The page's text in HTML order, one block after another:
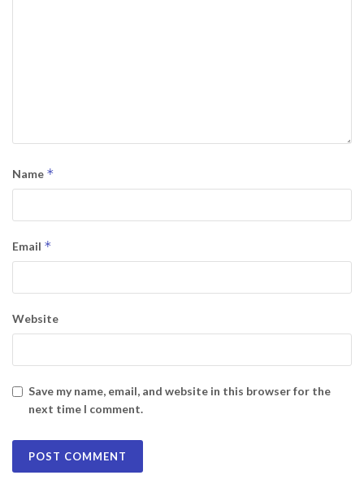
Name *
Email *
Website
Save my name, email, and website in this browser for the
next time I comment.